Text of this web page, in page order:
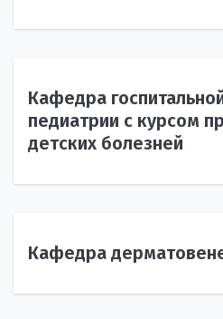
Кафедра
педиатрии с курсом
детских болезней
Кафедра